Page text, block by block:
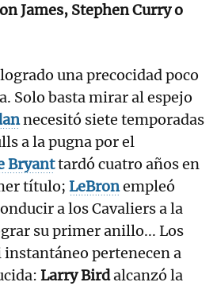
James, Stephen Curry o
una precocidad poco
Solo basta mirar al espejo
necesitó siete temporadas
a la pugna por el
Bryanttardó cuatro años en
título; LeBronempleó
a los Cavaliers a la
su primer anillo... Los
instantáneo pertenecen a
Larry Birdalcanzó la